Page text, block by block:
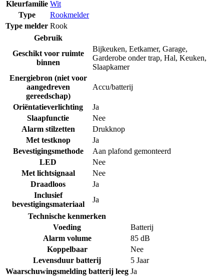
Kleurfamilie Wit
Type
Rookmelder
Type melder Rook
Gebruik
Geschikt voor ruimte
binnen
Bijkeuken, Eetkamer, Garage,
Garderobe onder trap, Hal, Keuken,
Slaapkamer
Energiebron (niet voor
aangedreven
gereedschap)
Accu/batterij
Oriëntatieverlichting
Ja
Slaapfunctie
Nee
Alarm stilzetten
Drukknop
Met testknop
Ja
Bevestigingsmethode
Aan plafond gemonteerd
LED
Nee
Met lichtsignaal
Nee
Draadloos
Ja
Inclusief
bevestigingsmateriaal
Ja
Technische kenmerken
Voeding
Batterij
Alarm volume
85 dB
Koppelbaar
Nee
Levensduur batterij
5 Jaar
Waarschuwingsmelding batterij leeg Ja